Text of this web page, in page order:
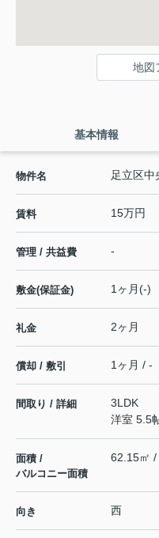
地図
基本情報
物件名 足立区中
賃料 15万円
管理 / 共益費 -
敷金(保証金) 1ヶ月(-)
礼金 2ヶ月
償却 / 敷引 1ヶ月 / -
間取り / 詳細
3LDK
洋室 5.5
面積 /
バルコニー面積
62.15㎡ /
向き 西